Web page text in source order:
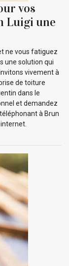
vos
Luigi une
ne vous fatiguez
une solution qui
vivement à
de toiture
dans le
et demandez
à Brun